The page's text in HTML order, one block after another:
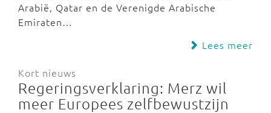
Arabië, Qatar en de Verenigde Arabische
Emiraten…
Lees meer
Kort nieuws
Regeringsverklaring: Merz wil
meer Europees zelfbewustzijn